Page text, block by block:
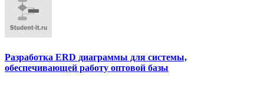
Разработка ERD диаграммы для системы,
обеспечивающей работу оптовой базы